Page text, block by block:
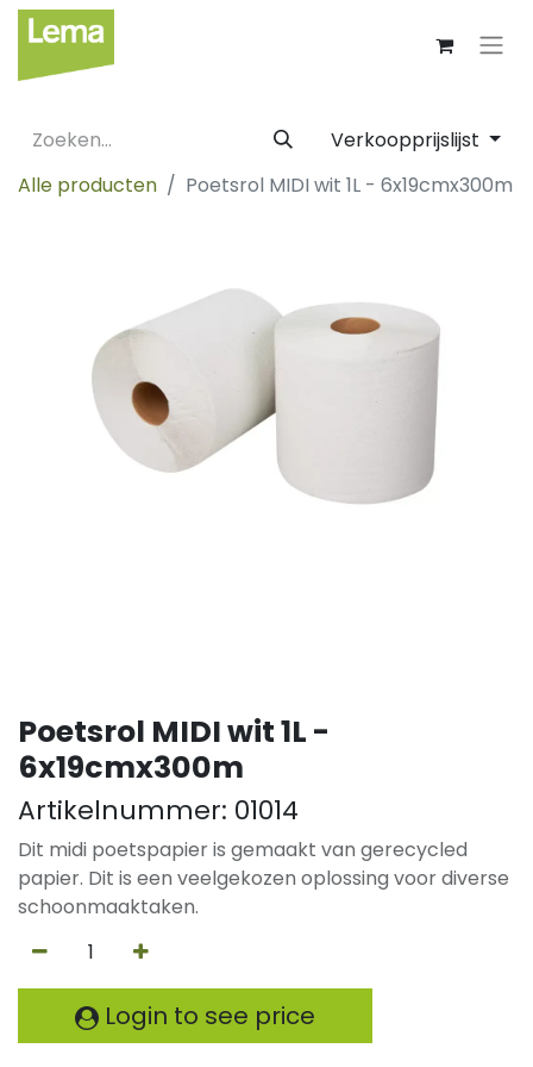
Verkoopprijslijst
Alle producten
Poetsrol MIDI wit 1L - 6x19cmx300m
Poetsrol MIDI wit 1L -
6x19cmx300m
Artikelnummer: 01014
Dit midi poetspapier is gemaakt van gerecycled
papier. Dit is een veelgekozen oplossing voor diverse
schoonmaaktaken.
Login to see price